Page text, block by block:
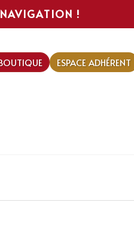
NAVIGATION !
ESPACE ADHÉRENT